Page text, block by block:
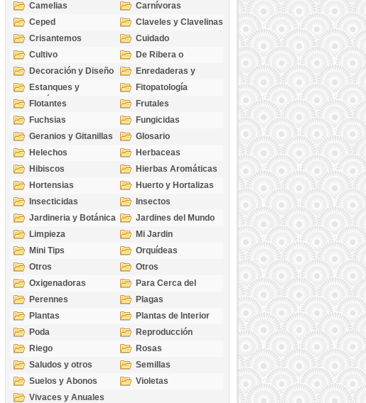
Camelias
Carnívoras
Ceped
Claveles y Clavelinas
Crisantemos
Cuidado
Cultivo
De Ribera o
Palustres
Decoración y Diseño
Enredaderas y
cubresuelos
Estanques y
Acuáticas
Fitopatología
Flotantes
Frutales
Fuchsias
Fungicidas
Geranios y Gitanillas
Glosario
Helechos
Herbaceas
Hibiscos
Hierbas Aromáticas
Hortensias
Huerto y Hortalizas
Insecticidas
Insectos
Jardineria y Botánica
Jardines del Mundo
Limpieza
Mi Jardin
Mini Tips
Orquídeas
Otros
Otros
Oxigenadoras
Para Cerca del
Estanque
Perennes
Plagas
Plantas
Plantas de Interior
Poda
Reproducción
Riego
Rosas
Saludos y otros
temas
Semillas
Suelos y Abonos
Violetas
Vivaces y Anuales